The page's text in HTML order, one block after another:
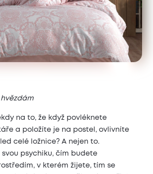
na to, že když povléknete
a položíte je na postel, ovlivníte
celé ložnice? A nejen to.
psychiku, čím budete
v kterém žijete, tím se